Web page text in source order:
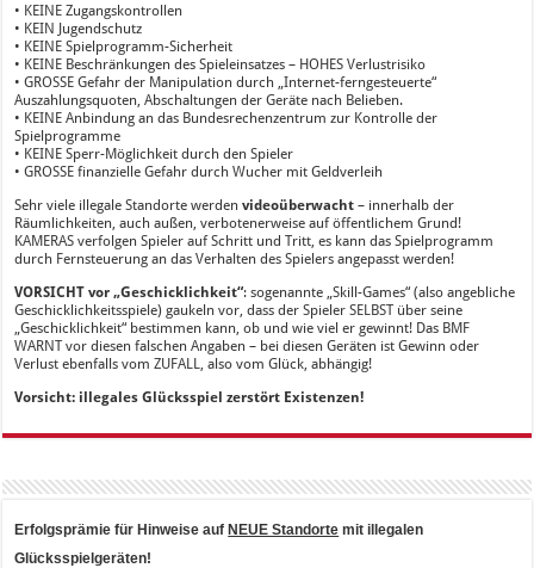
• KEINE Zugangskontrollen
• KEIN Jugendschutz
• KEINE Spielprogramm-Sicherheit
• KEINE Beschränkungen des Spieleinsatzes – HOHES Verlustrisiko
• GROSSE Gefahr der Manipulation durch „Internet-ferngesteuerte“
Auszahlungsquoten, Abschaltungen der Geräte nach Belieben.
• KEINE Anbindung an das Bundesrechenzentrum zur Kontrolle der
Spielprogramme
• KEINE Sperr-Möglichkeit durch den Spieler
• GROSSE finanzielle Gefahr durch Wucher mit Geldverleih
Sehr viele illegale Standorte werdenvideoüberwacht– innerhalb der
Räumlichkeiten, auch außen, verbotenerweise auf öffentlichem Grund!
KAMERAS verfolgen Spieler auf Schritt und Tritt, es kann das Spielprogramm
durch Fernsteuerung an das Verhalten des Spielers angepasst werden!
VORSICHT vor „Geschicklichkeit“: sogenannte „Skill-Games“ (also angebliche
Geschicklichkeitsspiele) gaukeln vor, dass der Spieler SELBST über seine
„Geschicklichkeit“ bestimmen kann, ob und wie viel er gewinnt! Das BMF
WARNT vor diesen falschen Angaben – bei diesen Geräten ist Gewinn oder
Verlust ebenfalls vom ZUFALL, also vom Glück, abhängig!
Vorsicht: illegales Glücksspiel zerstört Existenzen!
Erfolgsprämie für Hinweise aufNEUE Standorte mit illegalen
Glücksspielgeräten!